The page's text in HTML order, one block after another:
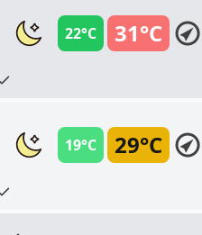
31°C
22°C
29°C
19°C